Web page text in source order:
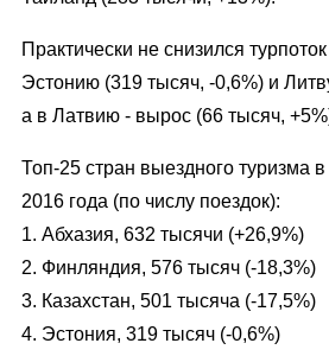
Практически не снизился
Эстонию (319 тысяч, -0,6%) и
а в Латвию - вырос (66 тысяч,
Топ-25 стран выездного туризма
2016 года (по числу поездок):
1. Абхазия, 632 тысячи (+26,9%)
2. Финляндия, 576 тысяч (-18,3%)
3. Казахстан, 501 тысяча (-17,5%)
4. Эстония, 319 тысяч (-0,6%)